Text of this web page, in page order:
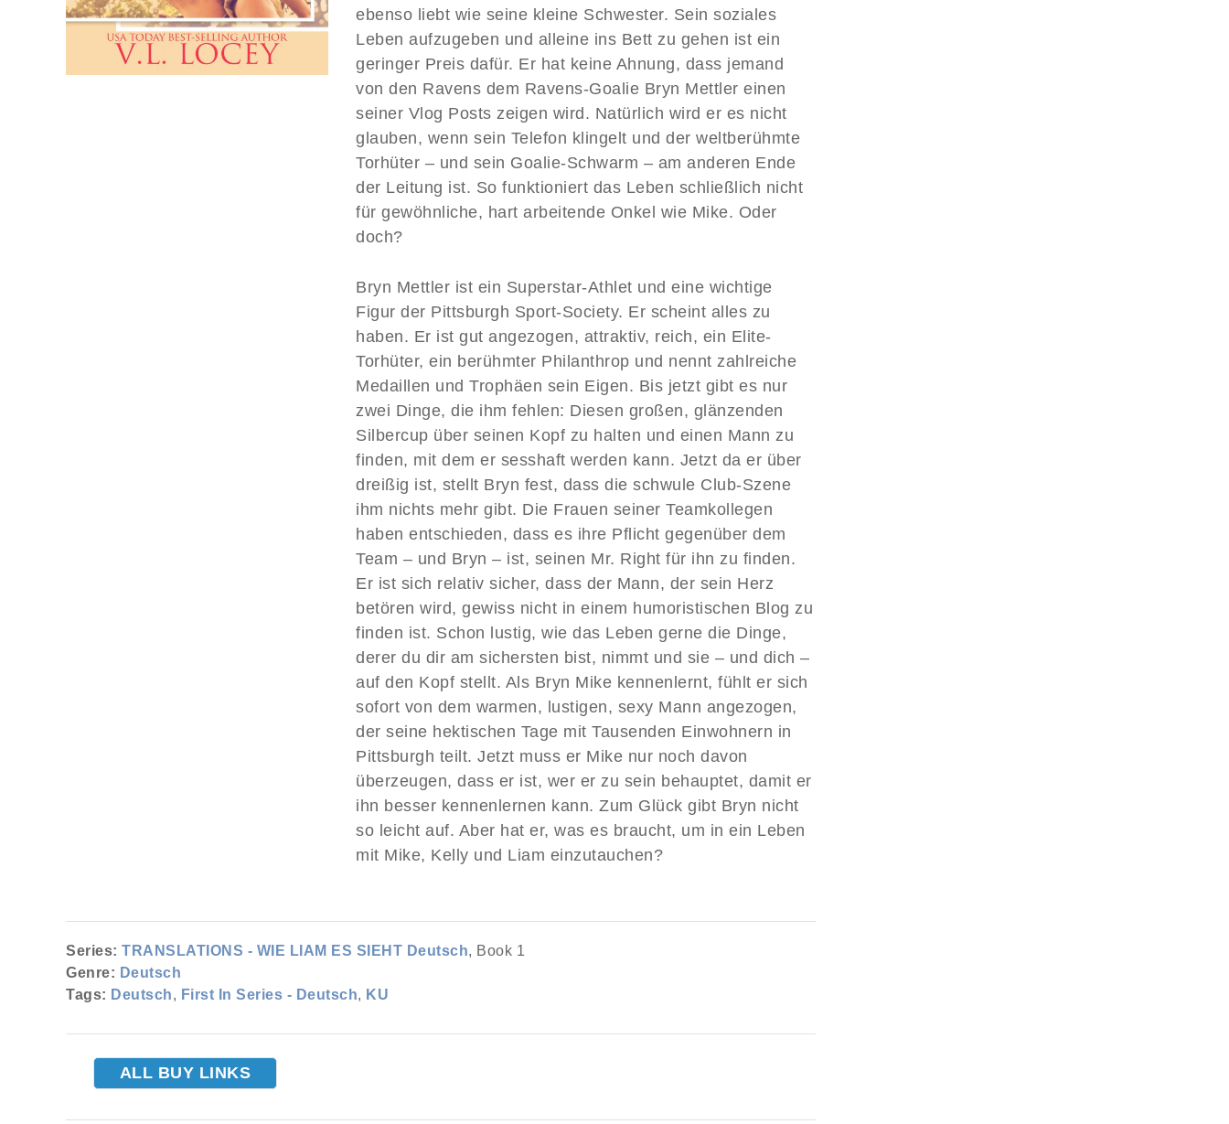
ebenso liebt wie seine kleine Schwester. Sein soziales
Leben aufzugeben und alleine ins Bett zu gehen ist ein
geringer Preis dafür. Er hat keine Ahnung, dass jemand
von den Ravens dem Ravens-Goalie Bryn Mettler einen
seiner Vlog Posts zeigen wird. Natürlich wird er es nicht
glauben, wenn sein Telefon klingelt und der weltberühmte
Torhüter – und sein Goalie-Schwarm – am anderen Ende
der Leitung ist. So funktioniert das Leben schließlich nicht
für gewöhnliche, hart arbeitende Onkel wie Mike. Oder
doch?
Bryn Mettler ist ein Superstar-Athlet und eine wichtige
Figur der Pittsburgh Sport-Society. Er scheint alles zu
haben. Er ist gut angezogen, attraktiv, reich, ein Elite-
Torhüter, ein berühmter Philanthrop und nennt zahlreiche
Medaillen und Trophäen sein Eigen. Bis jetzt gibt es nur
zwei Dinge, die ihm fehlen: Diesen großen, glänzenden
Silbercup über seinen Kopf zu halten und einen Mann zu
finden, mit dem er sesshaft werden kann. Jetzt da er über
dreißig ist, stellt Bryn fest, dass die schwule Club-Szene
ihm nichts mehr gibt. Die Frauen seiner Teamkollegen
haben entschieden, dass es ihre Pflicht gegenüber dem
Team – und Bryn – ist, seinen Mr. Right für ihn zu finden.
Er ist sich relativ sicher, dass der Mann, der sein Herz
betören wird, gewiss nicht in einem humoristischen Blog zu
finden ist. Schon lustig, wie das Leben gerne die Dinge,
derer du dir am sichersten bist, nimmt und sie – und dich –
auf den Kopf stellt. Als Bryn Mike kennenlernt, fühlt er sich
sofort von dem warmen, lustigen, sexy Mann angezogen,
der seine hektischen Tage mit Tausenden Einwohnern in
Pittsburgh teilt. Jetzt muss er Mike nur noch davon
überzeugen, dass er ist, wer er zu sein behauptet, damit er
ihn besser kennenlernen kann. Zum Glück gibt Bryn nicht
so leicht auf. Aber hat er, was es braucht, um in ein Leben
mit Mike, Kelly und Liam einzutauchen?
Series: TRANSLATIONS - WIE LIAM ES SIEHT Deutsch, Book 1
Genre: Deutsch
Tags: Deutsch, First In Series - Deutsch, KU
ALL BUY LINKS